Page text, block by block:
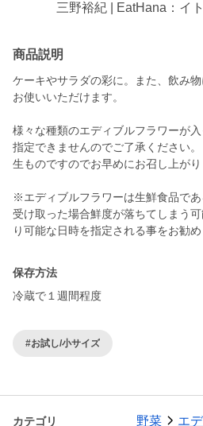
三野裕紀 | EatHana：イ
商品説明
ケーキやサラダの彩に。また、飲み
お使いいただけます。
様々な種類のエディブルフラワーが
指定できませんのでご了承ください。
生ものですのでお早めにお召し上がり
※エディブルフラワーは生鮮食品で
受け取った場合鮮度が落ちてしまう
り可能な日時を指定される事をお勧め
保存方法
冷蔵で１週間程度
#お試し/小サイズ
カテゴリ 野菜 エ